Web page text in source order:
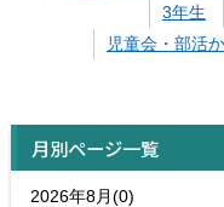
3年生
児童会・部活
月別ページ一覧
2026年8月(0)